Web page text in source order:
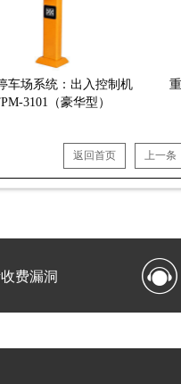
车场系统：出入控制机
3101（豪华型）
返回首页 上一条
费漏洞 